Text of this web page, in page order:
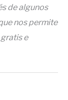
de algunos
nos permite
e